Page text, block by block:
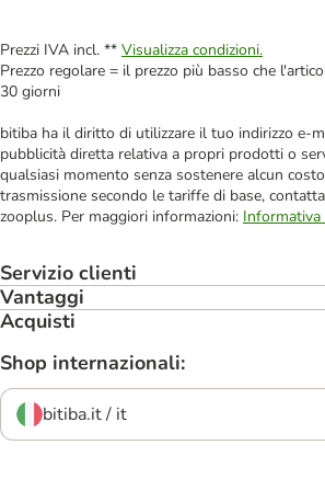
Prezzi IVA incl. ** Visualizza condizioni.
Prezzo regolare = il prezzo più basso che
30 giorni
bitiba ha il diritto di utilizzare il tuo indirizzo e-
pubblicità diretta relativa a propri prodotti o
qualsiasi momento senza sostenere alcun
trasmissione secondo le tariffe di base,
zooplus. Per maggiori informazioni: Informativa
Servizio clienti
Vantaggi
Acquisti
Shop internazionali:
bitiba.it / it